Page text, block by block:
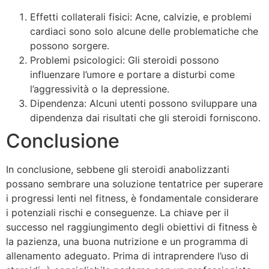
Effetti collaterali fisici: Acne, calvizie, e problemi
cardiaci sono solo alcune delle problematiche che
possono sorgere.
Problemi psicologici: Gli steroidi possono
influenzare l’umore e portare a disturbi come
l’aggressività o la depressione.
Dipendenza: Alcuni utenti possono sviluppare una
dipendenza dai risultati che gli steroidi forniscono.
Conclusione
In conclusione, sebbene gli steroidi anabolizzanti
possano sembrare una soluzione tentatrice per superare
i progressi lenti nel fitness, è fondamentale considerare
i potenziali rischi e conseguenze. La chiave per il
successo nel raggiungimento degli obiettivi di fitness è
la pazienza, una buona nutrizione e un programma di
allenamento adeguato. Prima di intraprendere l’uso di